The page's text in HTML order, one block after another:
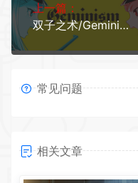
上一篇：
双子之术/Geminism
常见问题
相关文章